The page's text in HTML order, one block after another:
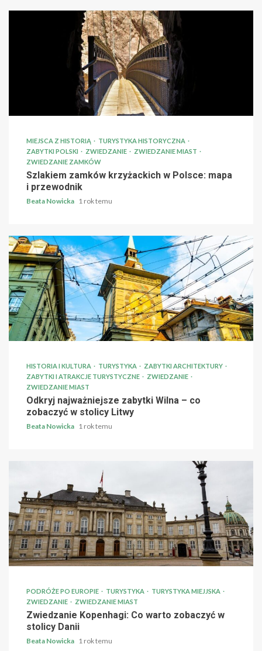
MIEJSCA Z HISTORIĄ
TURYSTYKA HISTORYCZNA
ZABYTKI POLSKI
ZWIEDZANIE
ZWIEDZANIE MIAST
ZWIEDZANIE ZAMKÓW
Szlakiem zamków krzyżackich w Polsce: mapa
i przewodnik
Beata Nowicka 1 rok temu
HISTORIA I KULTURA TURYSTYKA
ZABYTKI ARCHITEKTURY
ZABYTKI I ATRAKCJE TURYSTYCZNE
ZWIEDZANIE
ZWIEDZANIE MIAST
Odkryj najważniejsze zabytki Wilna – co
zobaczyć w stolicy Litwy
Beata Nowicka 1 rok temu
PODRÓŻE PO EUROPIE TURYSTYKA
TURYSTYKA MIEJJSKA
ZWIEDZANIE
ZWIEDZANIE MIAST
Zwiedzanie Kopenhagi: Co warto zobaczyć w
stolicy Danii
Beata Nowicka 1 rok temu